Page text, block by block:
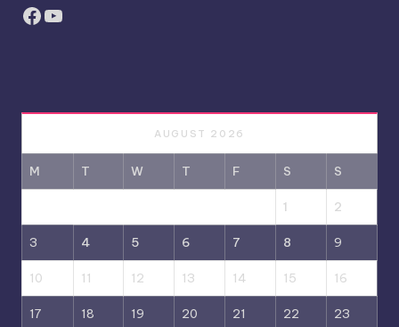
Facebook
YouTube
AUGUST 2026
M T W T F S S
1 2
3 4 5 6 7 8 9
10 11 12 13 14 15 16
17 18 19 20 21 22 23